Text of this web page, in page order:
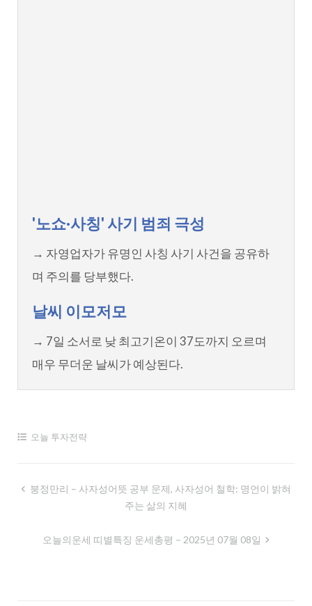
'노쇼·사칭' 사기 범죄 극성
→ 자영업자가 유명인 사칭 사기 사건을 공유하
며 주의를 당부했다.
날씨 이모저모
→ 7일 소서로 낮 최고기온이 37도까지 오르며
매우 무더운 날씨가 예상된다.
오늘 투자전략
글붕정만리 – 사자성어뜻 공부 문제, 사자성어 철학: 명언이 밝혀
주는 삶의 지혜
오늘의운세 띠별특징 운세총평 – 2025년 07월 08일